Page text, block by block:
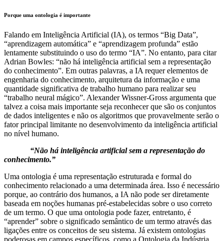
Porque uma ontologia é importante
Falando em Inteligência Artificial (IA), os termos “Big Data”,
“aprendizagem automática” e “aprendizagem profunda” estão
lentamente substituindo o uso do termo “IA”. No entanto, para citar
Adrian Bowles: “não há inteligência artificial sem a representação
do conhecimento”. Em outras palavras, a IA requer elementos de
engenharia do conhecimento, arquitetura da informação e uma
quantidade significativa de trabalho humano para realizar seu
“trabalho neural mágico”. Alexander Wissner-Gross argumenta que
talvez a coisa mais importante seja reconhecer que são os conjuntos
de dados inteligentes e não os algoritmos que provavelmente serão o
fator principal limitante no desenvolvimento da inteligência artificial
no nível humano.
“Não há inteligência artificial sem a representação do
conhecimento.”
Uma ontologia é uma representação estruturada e formal do
conhecimento relacionado a uma determinada área. Isso é necessário
porque, ao contrário dos humanos, a IA não pode ser diretamente
baseada em noções humanas pré-estabelecidas sobre o uso correto
de um termo. O que uma ontologia pode fazer, entretanto, é
“aprender” sobre o significado semântico de um termo através das
ligações entre os conceitos de seu sistema. Já existem ontologias
poderosas em campos específicos, como a Ontologia da Indústria